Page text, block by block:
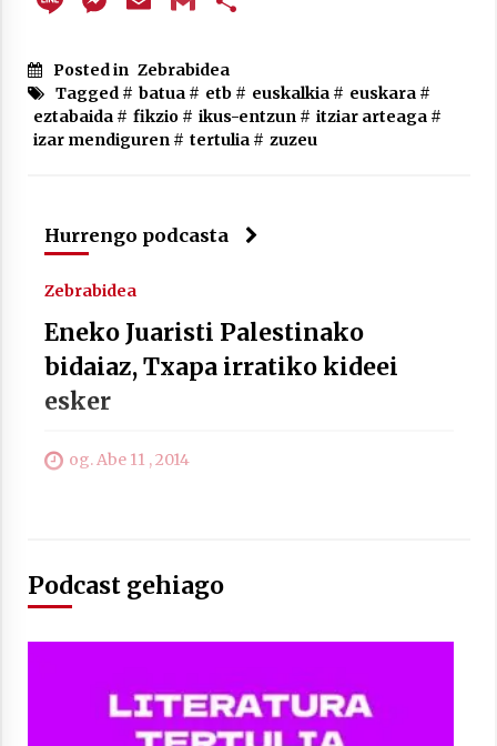
Arrosa sareko IX. topaketak!
Azaroak 6 Iurretan Arrosa sarearen
IX. topaketak
Segura irratian Arrosaren 20 urteez
Berria egunkarian elkarrizketa
Hala Bedi irratiko Hizpidea saioan
Arrosaren 20 urteez
Posted in Zebrabidea
Tagged # batua# etb# euskalkia# euskara#
eztabaida# fikzio# ikus-entzun# itziar arteaga#
izar mendiguren# tertulia# zuzeu
Hurrengo podcasta
Zebrabidea
Eneko Juaristi Palestinako
bidaiaz, Txapa irratiko kideei
esker
og. Abe 11 , 2014
Podcast gehiago